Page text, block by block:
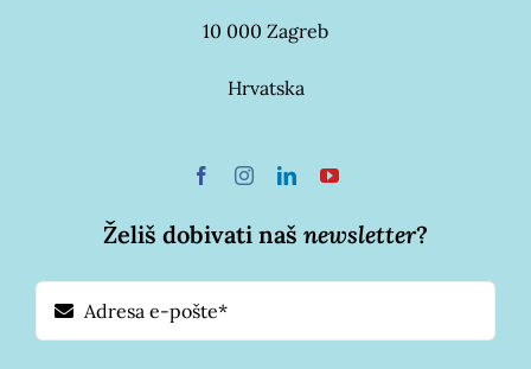
10 000 Zagreb
Hrvatska
Želiš dobivati naš newsletter?